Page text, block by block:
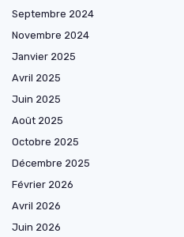
Septembre 2024
Novembre 2024
Janvier 2025
Avril 2025
Juin 2025
Août 2025
Octobre 2025
Décembre 2025
Février 2026
Avril 2026
Juin 2026